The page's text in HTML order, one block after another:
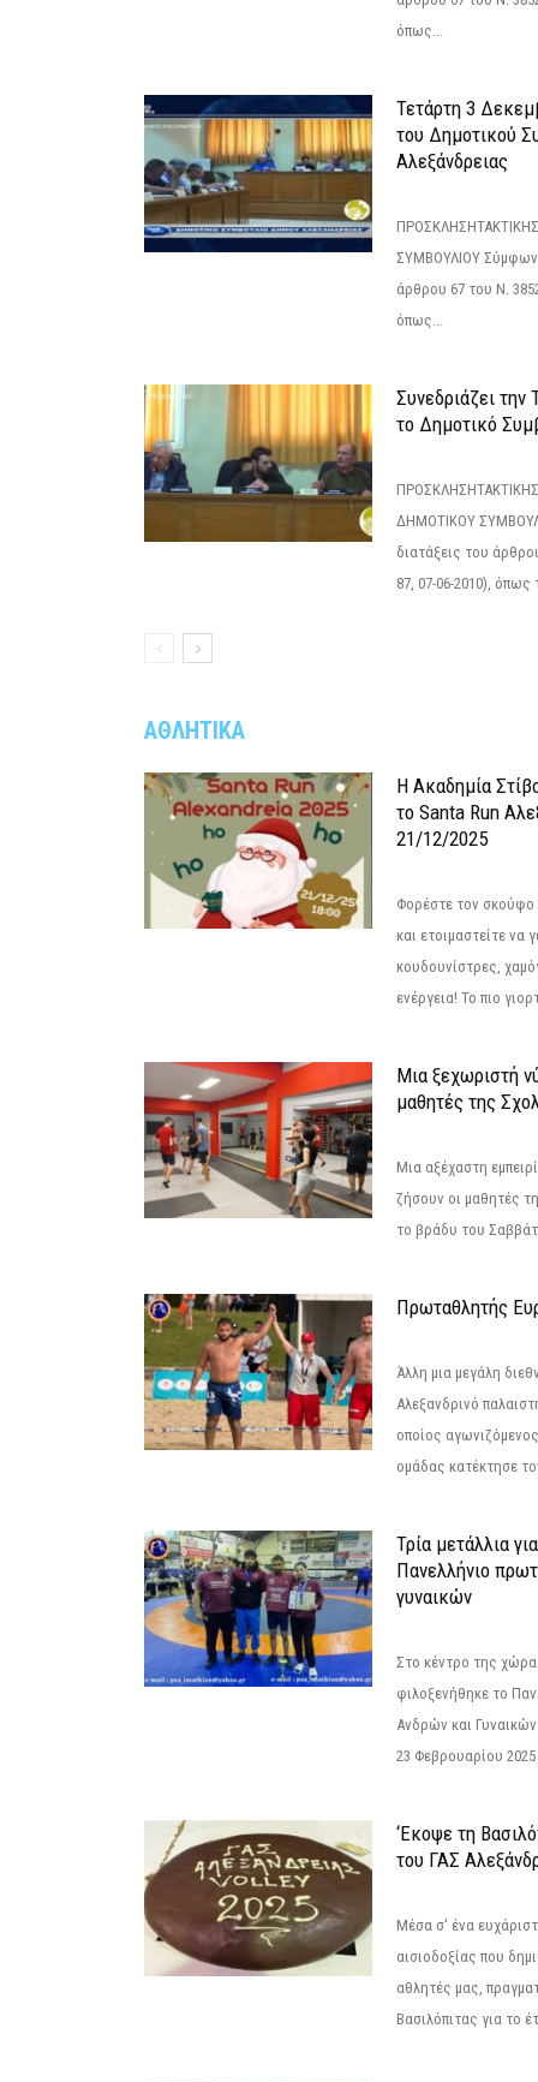
όπως...
Τετάρτη 3
του Δημοτικού
Αλεξάνδρειας
ΣΥΜΒΟΥΛΙΟΥ
άρθρου 67 του Ν.
όπως...
Συνεδριάζει
το Δημοτικό
ΔΗΜΟΤΙΚΟΥ
διατάξεις του
87, 07-06-2010), όπως
ΑΘΛΗΤΙΚΑ
Η Ακαδημία
το Santa Run
21/12/2025
Φορέστε τον σκούφο
και ετοιμαστείτε να
κουδουνίστρες,
ενέργεια! Το πιο
Μια ξεχωριστή
μαθητές της
Μια αξέχαστη
ζήσουν οι μαθητές
το βράδυ του
Πρωταθλητής
Άλλη μια μεγάλη
Αλεξανδρινό
οποίος
ομάδας κατέκτησε
Τρία μετάλλια
Πανελλήνιο
γυναικών
Στο κέντρο της
φιλοξενήθηκε το
Ανδρών και
23 Φεβρουαρίου
‘Εκοψε τη
του ΓΑΣ
Μέσα σ' ένα
αισιοδοξίας που
αθλητές μας,
Βασιλόπιτας για το